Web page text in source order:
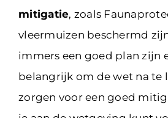
mitigatie, zoals
vleermuizen beschermd
immers een goed plan zijn
belangrijk om de wet na te
zorgen voor een goed